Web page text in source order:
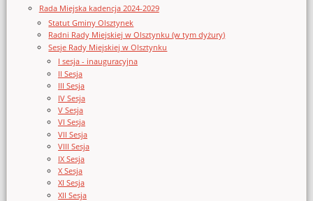
Rada Miejska kadencja 2024-2029
Statut Gminy Olsztynek
Radni Rady Miejskiej w Olsztynku (w tym dyżury)
Sesje Rady Miejskiej w Olsztynku
I sesja - inauguracyjna
II Sesja
III Sesja
IV Sesja
V Sesja
VI Sesja
VII Sesja
VIII Sesja
IX Sesja
X Sesja
XI Sesja
XII Sesja